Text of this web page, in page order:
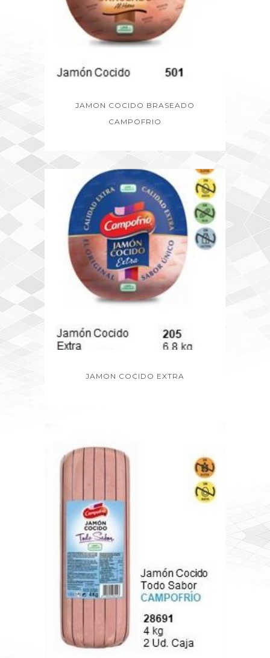
JAMON COCIDO BRASEADO
CAMPOFRIO
JAMON COCIDO EXTRA